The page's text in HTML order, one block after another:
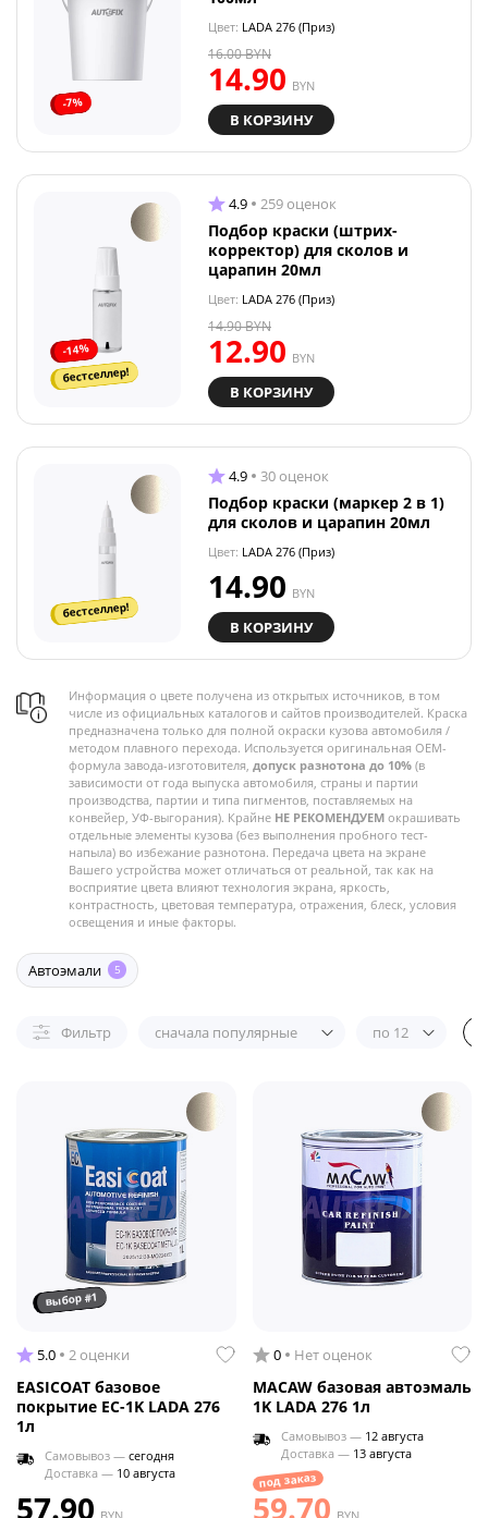
-7%
Цвет: LADA 276 (Приз)
14.90 BYN
16.00BYN
В КОРЗИНУ
-14%
бестселлер!
4.9 259 оценок
Подбор краски (штрих-
корректор) для сколов и
царапин 20мл
Цвет: LADA 276 (Приз)
12.90 BYN
14.90BYN
В КОРЗИНУ
бестселлер!
4.9 30 оценок
Подбор краски (маркер 2 в 1)
для сколов и царапин 20мл
Цвет: LADA 276 (Приз)
14.90 BYN
В КОРЗИНУ
Информация о цвете получена из открытых источников, в том
числе из официальных каталогов и сайтов производителей. Краска
предназначена только для полной окраски кузова автомобиля /
методом плавного перехода. Используется оригинальная OEM-
формула завода-изготовителя, допуск разнотона до 10% (в
зависимости от года выпуска автомобиля, страны и партии
производства, партии и типа пигментов, поставляемых на
конвейер, УФ-выгорания). Крайне НЕ РЕКОМЕНДУЕМ окрашивать
отдельные элементы кузова (без выполнения пробного тест-
напыла) во избежание разнотона. Передача цвета на экране
Вашего устройства может отличаться от реальной, так как на
восприятие цвета влияют технология экрана, яркость,
контрастность, цветовая температура, отражения, блеск, условия
освещения и иные факторы.
Автоэмали 5
Фильтр сначала популярные по 12
выбор #1
5.0 2 оценки
EASICOAT базовое
покрытие EC-1K LADA 276
1л
Самовывоз — сегодня
Доставка — 10 августа
57.90
0 Нет оценок
MACAW базовая автоэмаль
1K LADA 276 1л
Самовывоз — 12 августа
Доставка — 13 августа
под заказ
59.70